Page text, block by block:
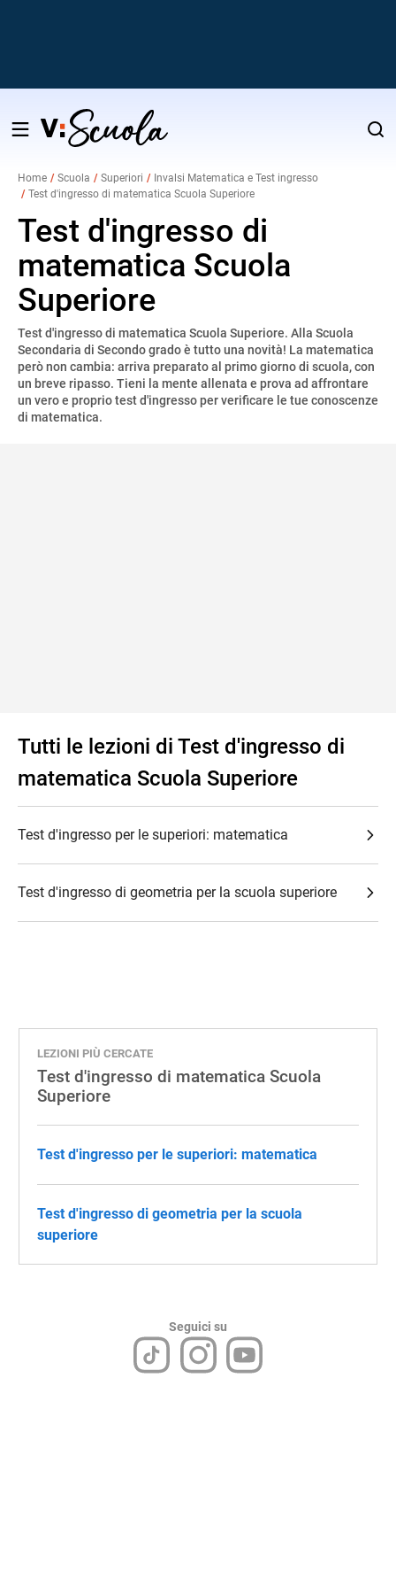
Salta
contenuto
Home Scuola Superiori
Invalsi Matematica e Test ingresso
Test d'ingresso di matematica Scuola Superiore
Test d'ingresso di
matematica Scuola
Superiore
Test d'ingresso di matematica Scuola Superiore. Alla Scuola
Secondaria di Secondo grado è tutto una novità! La matematica
però non cambia: arriva preparato al primo giorno di scuola, con
un breve ripasso. Tieni la mente allenata e prova ad affrontare
un vero e proprio test d'ingresso per verificare le tue conoscenze
di matematica.
Tutti le lezioni di Test d'ingresso di
matematica Scuola Superiore
Test d'ingresso per le superiori: matematica
Test d'ingresso di geometria per la scuola superiore
LEZIONI PIÙ CERCATE
Test d'ingresso di matematica Scuola
Superiore
Test d'ingresso per le superiori: matematica
Test d'ingresso di geometria per la scuola
superiore
Seguici su